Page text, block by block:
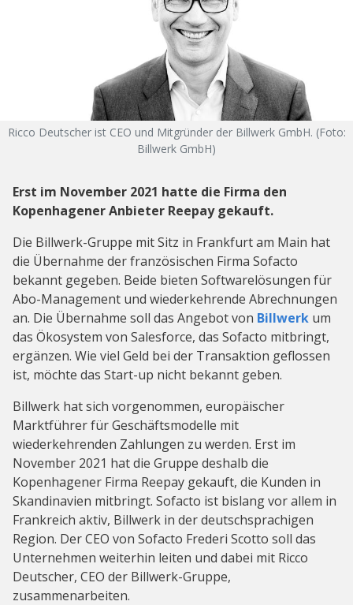
Ricco Deutscher ist CEO und Mitgründer der Billwerk GmbH. (Foto:
Billwerk GmbH)
Erst im November 2021 hatte die Firma den
Kopenhagener Anbieter Reepay gekauft.
Die Billwerk-Gruppe mit Sitz in Frankfurt am Main hat
die Übernahme der französischen Firma Sofacto
bekannt gegeben. Beide bieten Softwarelösungen für
Abo-Management und wiederkehrende Abrechnungen
an. Die Übernahme soll das Angebot von Billwerk um
das Ökosystem von Salesforce, das Sofacto mitbringt,
ergänzen. Wie viel Geld bei der Transaktion geflossen
ist, möchte das Start-up nicht bekannt geben.
Billwerk hat sich vorgenommen, europäischer
Marktführer für Geschäftsmodelle mit
wiederkehrenden Zahlungen zu werden. Erst im
November 2021 hat die Gruppe deshalb die
Kopenhagener Firma Reepay gekauft, die Kunden in
Skandinavien mitbringt. Sofacto ist bislang vor allem in
Frankreich aktiv, Billwerk in der deutschsprachigen
Region. Der CEO von Sofacto Frederi Scotto soll das
Unternehmen weiterhin leiten und dabei mit Ricco
Deutscher, CEO der Billwerk-Gruppe,
zusammenarbeiten.